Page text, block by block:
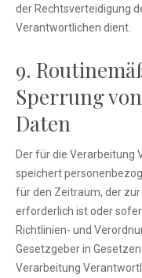
der Rechtsverteidigung
Verantwortlichen dient.
9.
Sperrung
Daten
Der für die Verarbeitung
speichert
für den Zeitraum, der
erforderlich ist oder
Richtlinien- und
Gesetzgeber in
Verarbeitung